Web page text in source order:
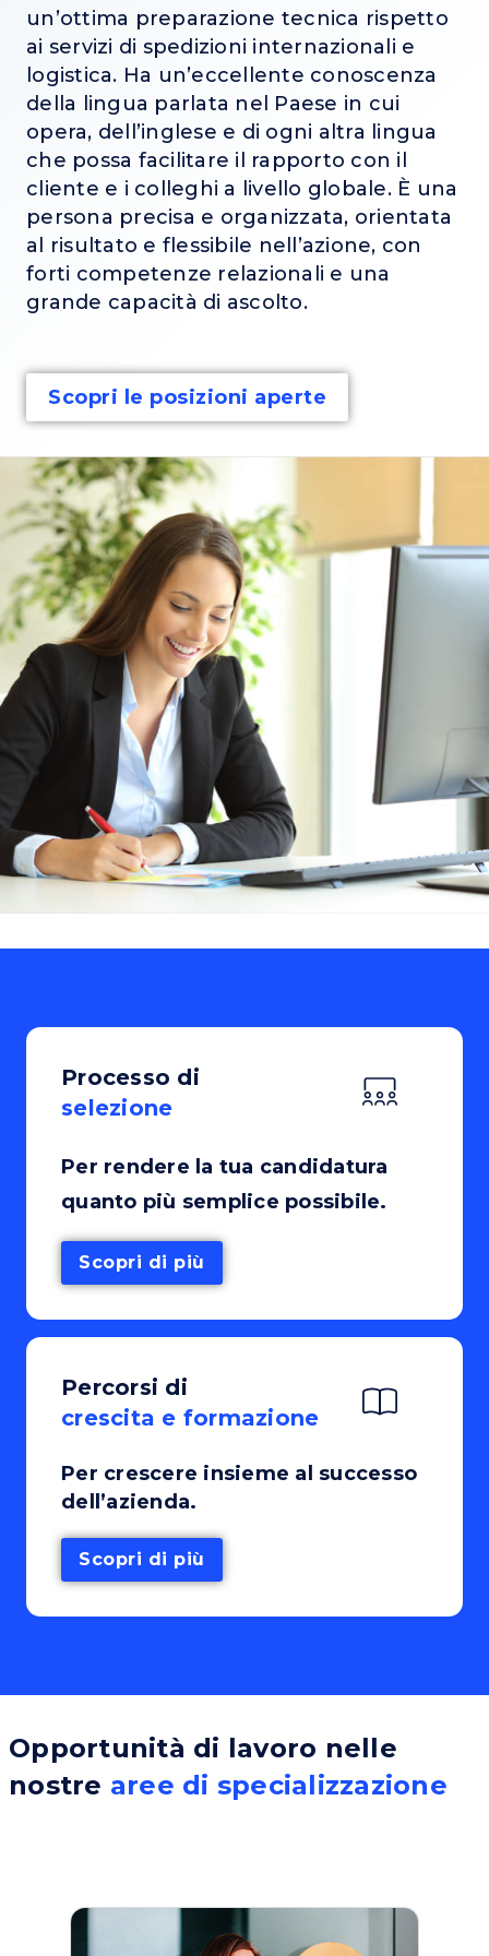
un’ottima preparazione tecnica rispetto
ai servizi di spedizioni internazionali e
logistica. Ha un’eccellente conoscenza
della lingua parlata nel Paese in cui
opera, dell’inglese e di ogni altra lingua
che possa facilitare il rapporto con il
cliente e i colleghi a livello globale. È una
persona precisa e organizzata, orientata
al risultato e flessibile nell’azione, con
forti competenze relazionali e una
grande capacità di ascolto.
Scopri le posizioni aperte
Processo di
selezione
Per rendere la tua candidatura
quanto più semplice possibile.
Scopri di più
Percorsi di
crescita e formazione
Per crescere insieme al successo
dell’azienda.
Scopri di più
Opportunità di lavoro nelle
nostre aree di specializzazione